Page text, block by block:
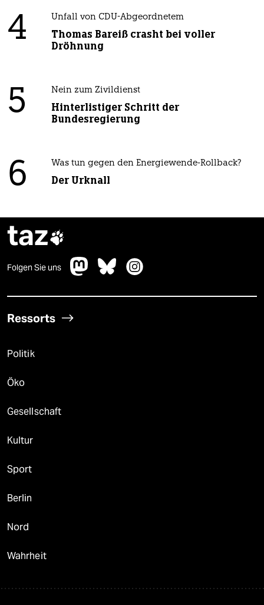
4 Unfall von CDU-Abgeordnetem
Thomas Bareiß crasht bei voller
Dröhnung
5 Nein zum Zivildienst
Hinterlistiger Schritt der
Bundesregierung
6 Was tun gegen den Energiewende-Rollback?
Der Urknall
taz
Folgen Sie uns
Ressorts
Politik
Öko
Gesellschaft
Kultur
Sport
Berlin
Nord
Wahrheit